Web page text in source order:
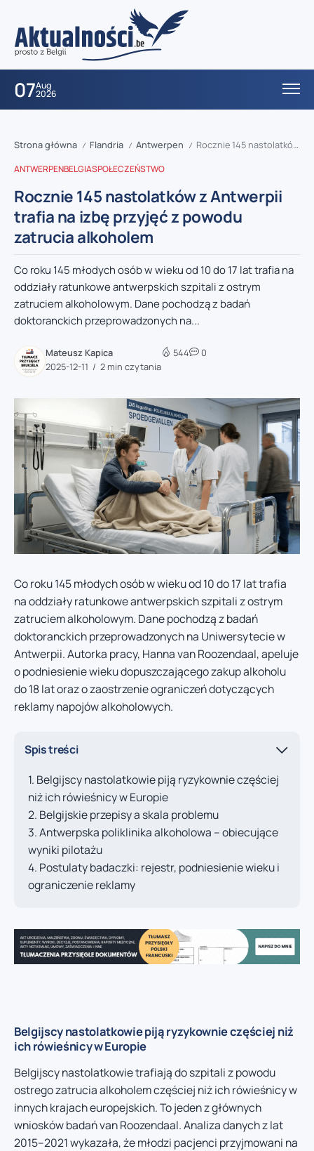
07Aug
2026
Strona główna / Flandria / Antwerpen / Rocznie 145 nastolatków z Antwerpii trafia na izbę przyjęć z powodu zatrucia alkoholem
ANTWERPENBELGIASPOŁECZEŃSTWO
Rocznie 145 nastolatków z Antwerpii
trafia na izbę przyjęć z powodu
zatrucia alkoholem
Co roku 145 młodych osób w wieku od 10 do 17 lat trafia na
oddziały ratunkowe antwerpskich szpitali z ostrym
zatruciem alkoholowym. Dane pochodzą z badań
doktoranckich przeprowadzonych na...
Mateusz Kapica
2025-12-11
2 min czytania
544 0
Co roku 145 młodych osób w wieku od 10 do 17 lat trafia
na oddziały ratunkowe antwerpskich szpitali z ostrym
zatruciem alkoholowym. Dane pochodzą z badań
doktoranckich przeprowadzonych na Uniwersytecie w
Antwerpii. Autorka pracy, Hanna van Roozendaal, apeluje
o podniesienie wieku dopuszczającego zakup alkoholu
do 18 lat oraz o zaostrzenie ograniczeń dotyczących
reklamy napojów alkoholowych.
Spis treści
Belgijscy nastolatkowie piją ryzykownie częściej
niż ich rówieśnicy w Europie
Belgijskie przepisy a skala problemu
Antwerpska poliklinika alkoholowa – obiecujące
wyniki pilotażu
Postulaty badaczki: rejestr, podniesienie wieku i
ograniczenie reklamy
Belgijscy nastolatkowie piją ryzykownie częściej niż
ich rówieśnicy w Europie
Belgijscy nastolatkowie trafiają do szpitali z powodu
ostrego zatrucia alkoholem częściej niż ich rówieśnicy w
innych krajach europejskich. To jeden z głównych
wniosków badań van Roozendaal. Analiza danych z lat
2015–2021 wykazała, że młodzi pacjenci przyjmowani na